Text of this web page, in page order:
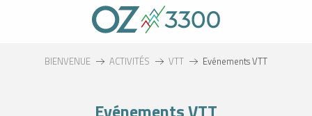
BIENVENUE ACTIVITÉS VTT Evénements VTT